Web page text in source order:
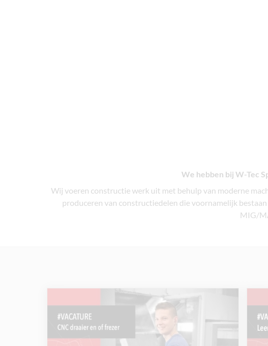
We hebben bij W-Tec
Wij voeren constructie werk uit met behulp van moderne
produceren van constructiedelen die voornamelijk
MIG/